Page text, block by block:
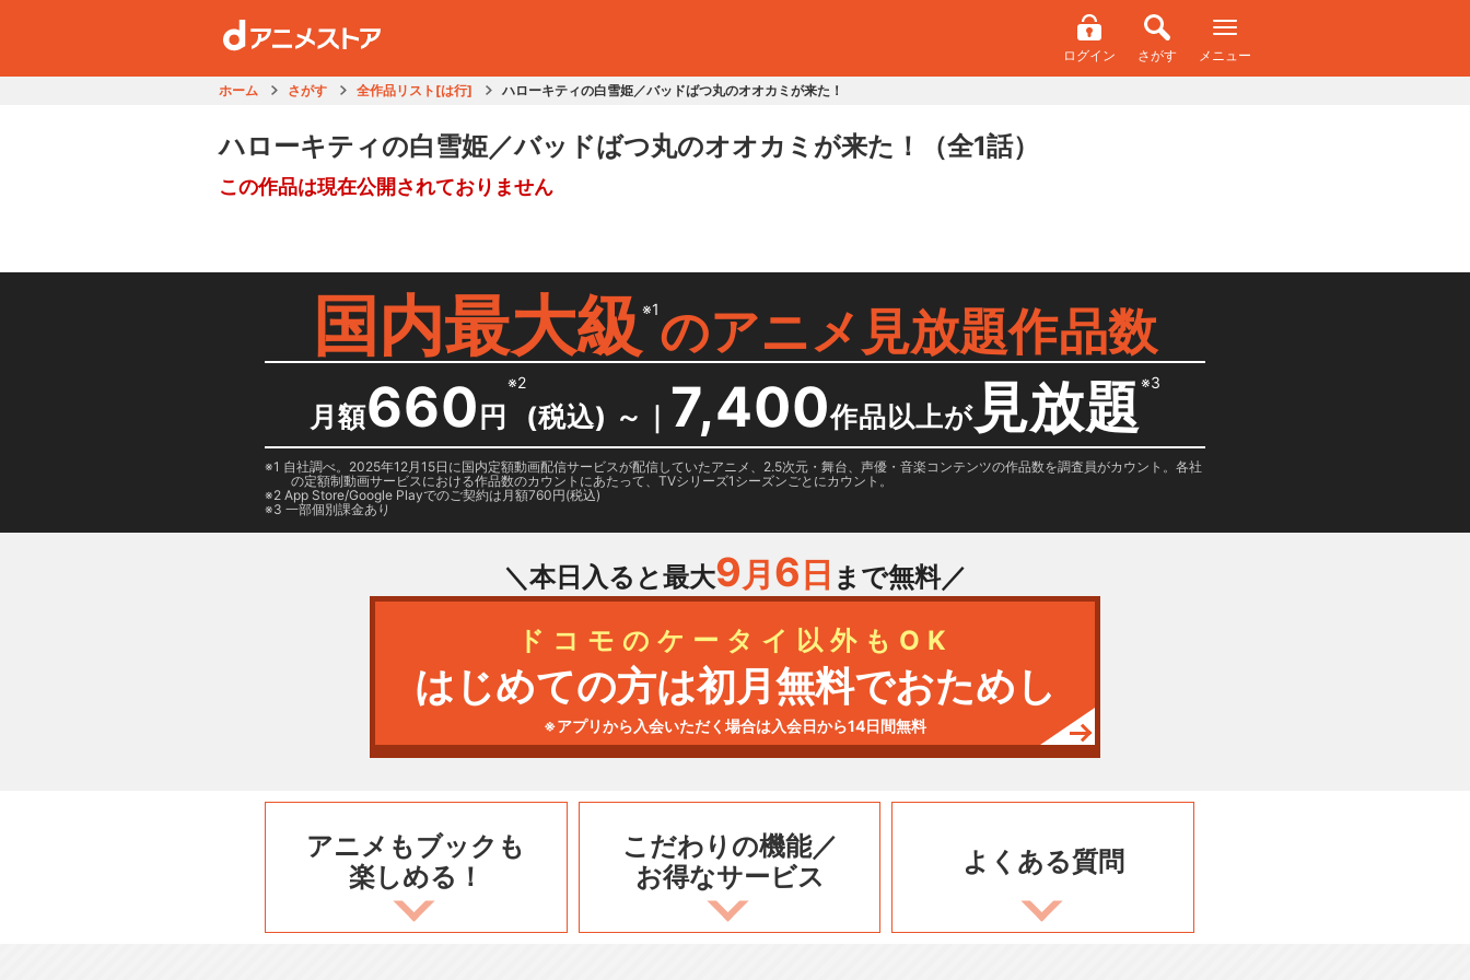
ログイン さがす メニュー
ホーム さがす 全作品リスト[は行] ハローキティの白雪姫／バッドばつ丸のオオカミが来た！
ハローキティの白雪姫／バッドばつ丸のオオカミが来た！ （全1話）
この作品は現在公開されておりません
国内最大級 ※1のアニメ見放題作品数
月額660 円
※2
(税込) ～ ｜ 7,400作品以上が 見放題※3
1 自社調べ。2025年12月15日に国内定額動画配信サービスが配信していたアニメ、2.5次元・舞台、声優・音楽コンテンツの作品数を調査員がカウント。各社
の定額制動画サービスにおける作品数のカウントにあたって、TVシリーズ1シーズンごとにカウント。
2 App Store/Google Playでのご契約は月額760円(税込)
3 一部個別課金あり
＼本日入ると最大9月 6 日 まで無料／
ドコモのケータイ以外もOK
はじめての方は初月無料でおためし
※アプリから入会いただく場合は入会日から14日間無料
アニメもブックも
楽しめる！
こだわりの機能／
お得なサービス
よくある質問